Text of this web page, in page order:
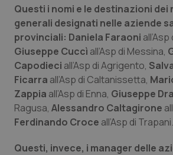
Sardegna
Sicilia
Toscana
Umbria
Valle D’Aosta
Malattia di Crohn &
Neuroscienze & patologie
Obesità
Oftalmologia
Oncodermatologia
Questi i nomi e le destinazioni
generali designati nelle aziende
provinciali: Daniela Faraoni
Giuseppe Cuccì all’Asp di Messina,
Capodieci all’Asp di Agrigento,
Ficarra all’Asp di Caltanissetta,
Zappia all’Asp di Enna, Giuseppe
Ragusa, Alessandro Caltagirone
Ferdinando Croce all’Asp di Trapani.
Questi, invece, i manager delle